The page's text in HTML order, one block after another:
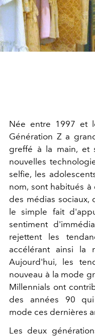
Née entre 1997 et
Génération Z a
greffé à la main, et
nouvelles
selfie, les
nom, sont habitués
des médias
le simple fait
sentiment
rejettent les
accélérant ainsi la
Aujourd'hui, les
nouveau à la mode
Millennials ont
des années 90
mode ces dernières
Les deux